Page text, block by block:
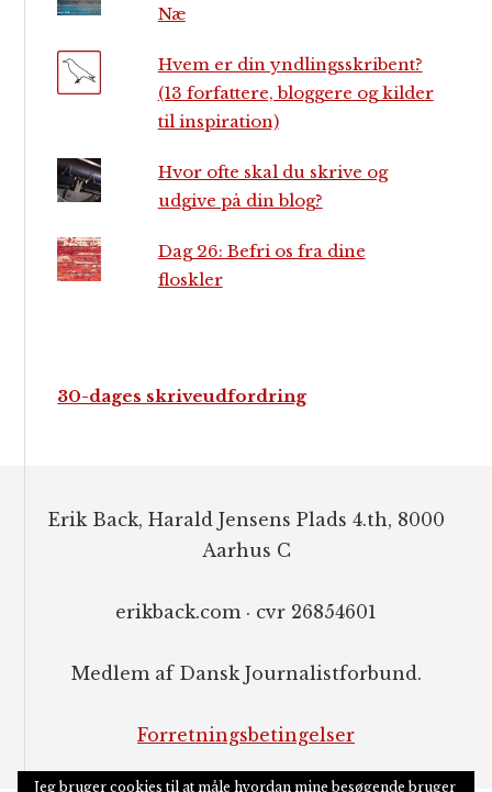
Næ
Hvem er din yndlingsskribent?
(13 forfattere, bloggere og kilder
til inspiration)
Hvor ofte skal du skrive og
udgive på din blog?
Dag 26: Befri os fra dine
floskler
30-dages skriveudfordring
Erik Back, Harald Jensens Plads 4.th, 8000
Aarhus C
erikback.com · cvr 26854601
Medlem af Dansk Journalistforbund.
Forretningsbetingelser
Jeg bruger cookies til at måle hvordan mine besøgende bruger